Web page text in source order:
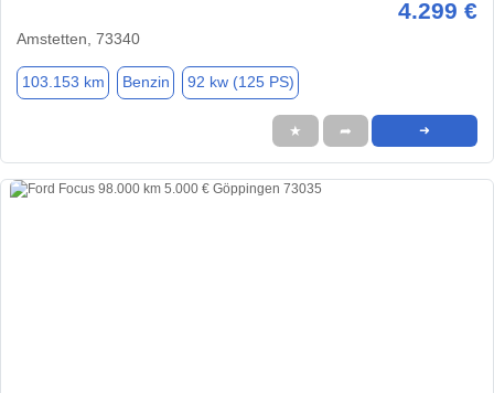
4.299 €
Amstetten, 73340
103.153 km Benzin 92 kw (125 PS)
★ ➦ ➜